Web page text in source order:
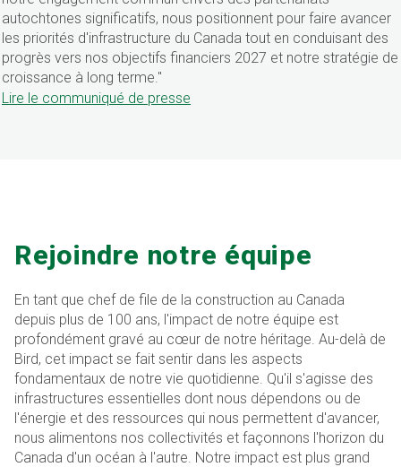
autochtones significatifs, nous positionnent pour faire avancer
les priorités d'infrastructure du Canada tout en conduisant des
progrès vers nos objectifs financiers 2027 et notre stratégie de
croissance à long terme."
Lire le communiqué de presse
Rejoindre notre équipe
En tant que chef de file de la construction au Canada
depuis plus de 100 ans, l'impact de notre équipe est
profondément gravé au cœur de notre héritage. Au-delà de
Bird, cet impact se fait sentir dans les aspects
fondamentaux de notre vie quotidienne. Qu'il s'agisse des
infrastructures essentielles dont nous dépendons ou de
l'énergie et des ressources qui nous permettent d'avancer,
nous alimentons nos collectivités et façonnons l'horizon du
Canada d'un océan à l'autre. Notre impact est plus grand